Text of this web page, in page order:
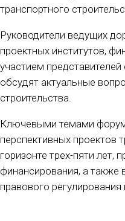
транспортного
Руководители ведущих
проектных институтов,
участием
обсудят актуальные
строительства.
Ключевыми темами
перспективных проектов
горизонте трех-пяти лет,
финансирования, а
правового регулирования